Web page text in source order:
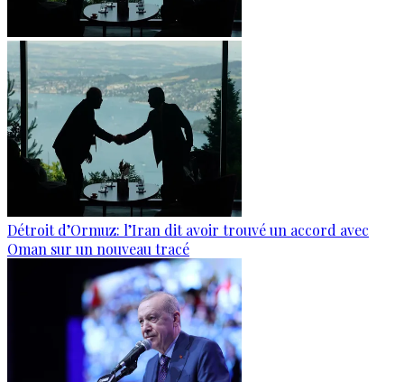
Détroit d’Ormuz: l’Iran dit avoir trouvé un accord avec
Oman sur un nouveau tracé